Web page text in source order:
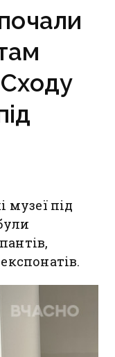
музеї під